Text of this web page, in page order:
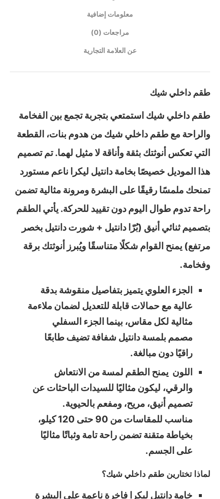
معلومات إضافية
مراجعات (0)
عن العلامة التجارية
طقم داخلي شيك
طقم داخلي شيك ا ستمتعي بتجربة تجمع بين الفخامة
والراحة مع طقم داخلي شيك من هدوم بنات، القطعة
التي تعكس أنوثتك بثقة وأناقة لا مثيل لهما. تم تصميم
هذا الموديل خصيصًا بخامة دانتيل ليكرا ناعم مستورد
تمنحك ملمسًا رقيقًا على البشرة ومرونة مثالية تضمن
راحة تدوم طوال اليوم دون تقييد للحركة. يأتي الطقم
بتصميم ثنائي أنيق (بُرّا دانتيل + شورت دانتيل بخصر
مرتفع) يمنح القوام شكلًا متناسقًا ويُبرز أنوثتك برقة
وفخامة.
الجزء العلوي يتميز بتفاصيل منقوشة بدقة
عالية مع حمالات قابلة للتعديل لضمان ملاءمة
مثالية لكل مقاس، بينما الجزء السفلي
مصمم بلمسة دانتيل شفافة تضيف طابعًا
راقيًا دون مبالغة.
اللون يمنح الطقم لمسة من الانتعاش
والرقي، ليكون مثاليًا للسيدات الباحثات عن
تصميم أنيق، مريح، ومفعم بالحيوية.
مناسب للمقاسات من 90 حتى 120 كيلو،
بخياطة متقنة تضمن راحة تامة وثباتًا مثاليًا
على الجسم.
لماذا تختارين طقم داخلي شيك؟
خامة دانتيل ليكرا فاخرة ناعمة على البشرة